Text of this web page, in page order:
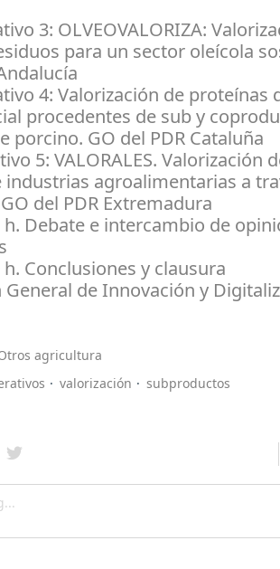
3: OLVEOVALORIZA:
para un sector oleícola
4: Valorización de proteínas
procedentes de sub y
porcino. GO del PDR Cataluña
5: VALORALES. Valorización
industrias agroalimentarias a
del PDR Extremadura
h. Debate e intercambio de
h. Conclusiones y clausura
General de Innovación y
agricultura
valorización subproductos